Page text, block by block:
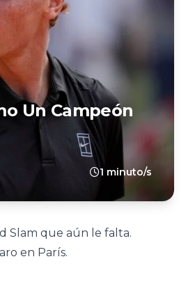
Un Campeón
1 minuto/s
Slam que aún le falta.
en París.